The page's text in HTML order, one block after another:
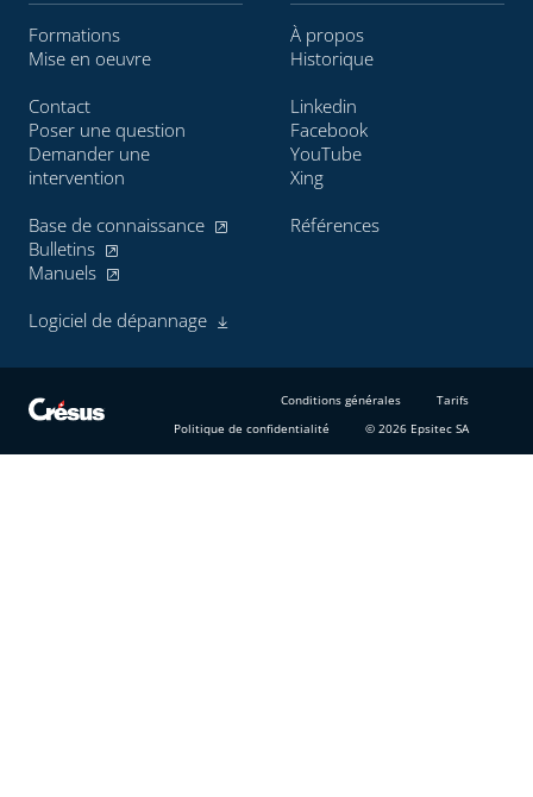
Formations
Mise en oeuvre
Contact
Poser une question
Demander une
intervention
Base de connaissance
Bulletins
Manuels
Logiciel de dépannage
À propos
Historique
Linkedin
Facebook
YouTube
Xing
Références
Conditions générales
Tarifs
Politique de confidentialité
© 2026 Epsitec SA